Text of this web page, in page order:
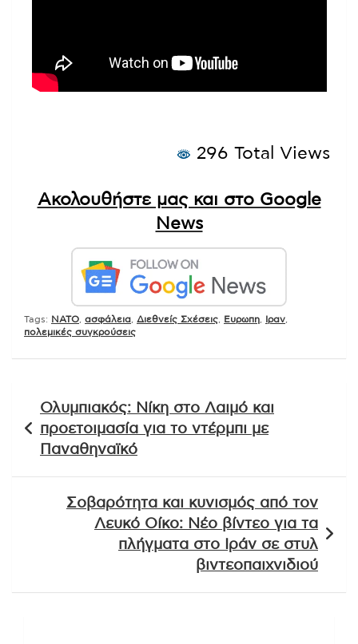
296 Total Views
Ακολουθήστε μας και στο Google
News
Tags: NATO ασφάλεια Διεθνείς Σχέσεις Ευρωπη Ιραν
πολεμικές συγκρούσεις
άρθρων
Ολυμπιακός: Νίκη στο Λαιμό και
προετοιμασία για το ντέρμπι με
Παναθηναϊκό
Σοβαρότητα και κυνισμός από τον
Λευκό Οίκο: Νέο βίντεο για τα
πλήγματα στο Ιράν σε στυλ
βιντεοπαιχνιδιού